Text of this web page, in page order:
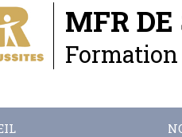
MFR DE